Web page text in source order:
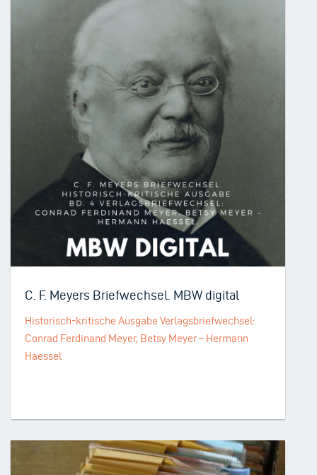
C. F. Meyers Briefwechsel. MBW digital
Historisch-kritische Ausgabe Verlagsbriefwechsel:
Conrad Ferdinand Meyer, Betsy Meyer – Hermann
Haessel